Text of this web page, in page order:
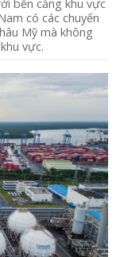
bến cảng khu vực
có các chuyến
Mỹ mà không
vực.